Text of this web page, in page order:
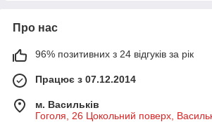
Про нас
96% позитивних з 24 відгуків за рік
Працює з 07.12.2014
м. Васильків
Гоголя, 26 Цокольний поверх,